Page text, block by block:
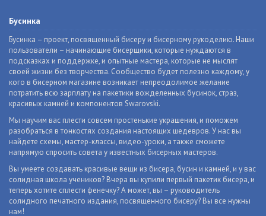
Бусинка
Бусинка – проект, посвященный бисеру и бисерному рукоделию. Наши
пользователи – начинающие бисерщики, которые нуждаются в
подсказках и поддержке, и опытные мастера, которые не мыслят
своей жизни без творчества. Сообщество будет полезно каждому, у
кого в бисерном магазине возникает непреодолимое желание
потратить всю зарплату на пакетики вожделенных бусинок, страз,
красивых камней и компонентов Swarovski.
Мы научим вас плести совсем простенькие украшения, и поможем
разобраться в тонкостях создания настоящих шедевров. У нас вы
найдете схемы, мастер-классы, видео-уроки, а также сможете
напрямую спросить совета у известных бисерных мастеров.
Вы умеете создавать красивые вещи из бисера, бусин и камней, и у вас
солидная школа учеников? Вчера вы купили первый пакетик бисера, и
теперь хотите сплести фенечку? А может, вы – руководитель
солидного печатного издания, посвященного бисеру? Вы все нужны
нам!